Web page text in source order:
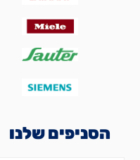
הסניפים שלנו